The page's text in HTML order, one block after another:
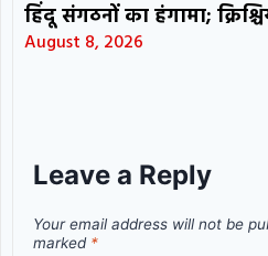
हिंदू संगठनों का हंगामा;
August 8, 2026
Leave a Reply
Your email address will not be
marked *